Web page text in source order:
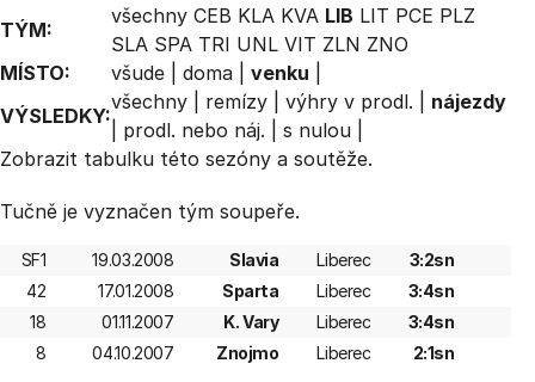
TÝM:
všechny CEB KLA KVA LIB LIT PCE PLZ
SLA SPA TRI UNL VIT ZLN ZNO
MÍSTO:
všude doma venku
VÝSLEDKY:
všechny remízy výhry v prodl.
nájezdy
prodl. nebo náj. s nulou
Zobrazit tabulku této sezóny a soutěže.
Tučně je vyznačen tým soupeře.
SF1 19.03.2008 Slavia Liberec
3:2sn
42
17.01.2008 Sparta Liberec
3:4sn
18
01.11.2007 K. Vary Liberec
3:4sn
8
04.10.2007 Znojmo Liberec 2:1sn